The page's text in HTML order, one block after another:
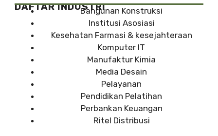
DAFTAR INDUSTRIBangunan Konstruksi
Institusi Asosiasi
Kesehatan Farmasi & kesejahteraan
Komputer IT
Manufaktur Kimia
Media Desain
Pelayanan
Pendidikan Pelatihan
Perbankan Keuangan
Ritel Distribusi